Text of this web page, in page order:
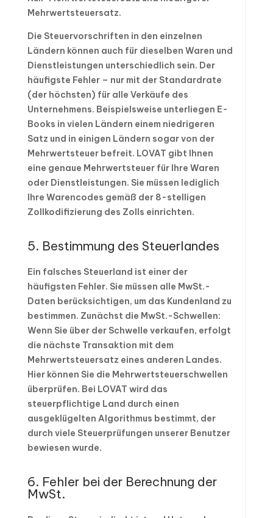
Mehrwertsteuersatz.
Die Steuervorschriften in den einzelnen
Ländern können auch für dieselben Waren und
Dienstleistungen unterschiedlich sein. Der
häufigste Fehler – nur mit der Standardrate
(der höchsten) für alle Verkäufe des
Unternehmens. Beispielsweise unterliegen E-
Books in vielen Ländern einem niedrigeren
Satz und in einigen Ländern sogar von der
Mehrwertsteuer befreit. LOVAT gibt Ihnen
eine genaue Mehrwertsteuer für Ihre Waren
oder Dienstleistungen. Sie müssen lediglich
Ihre Warencodes gemäß der 8-stelligen
Zollkodifizierung des Zolls einrichten.
5. Bestimmung des Steuerlandes
Ein falsches Steuerland ist einer der
häufigsten Fehler. Sie müssen alle MwSt.-
Daten berücksichtigen, um das Kundenland zu
bestimmen. Zunächst die MwSt.-Schwellen:
Wenn Sie über der Schwelle verkaufen, erfolgt
die nächste Transaktion mit dem
Mehrwertsteuersatz eines anderen Landes.
Hier können Sie die Mehrwertsteuerschwellen
überprüfen. Bei LOVAT wird das
steuerpflichtige Land durch einen
ausgeklügelten Algorithmus bestimmt, der
durch viele Steuerprüfungen unserer Benutzer
bewiesen wurde.
6. Fehler bei der Berechnung der
MwSt.